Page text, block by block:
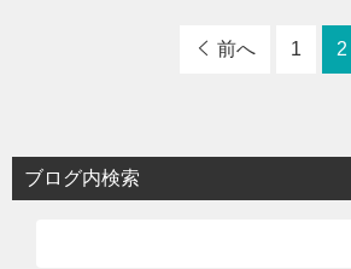
前へ 1 2
ブログ内検索